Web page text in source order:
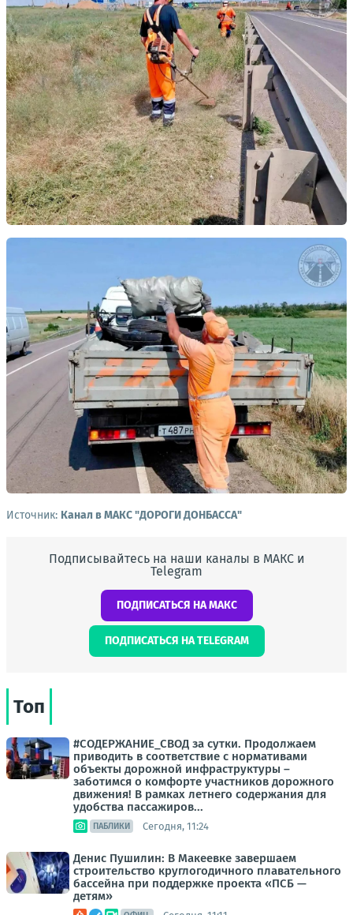
Источник: Канал в МАКС "ДОРОГИ ДОНБАССА"
Подписывайтесь на наши каналы в МАКС и
Telegram
ПОДПИСАТЬСЯ НА МАКС
ПОДПИСАТЬСЯ НА TELEGRAM
Топ
#СОДЕРЖАНИЕ_СВОД за сутки. Продолжаем
приводить в соответствие с нормативами
объекты дорожной инфраструктуры –
заботимся о комфорте участников дорожного
движения! В рамках летнего содержания для
удобства пассажиров...
ПАБЛИКИ Сегодня, 11:24
Денис Пушилин: В Макеевке завершаем
строительство круглогодичного плавательного
бассейна при поддержке проекта «ПСБ —
детям»